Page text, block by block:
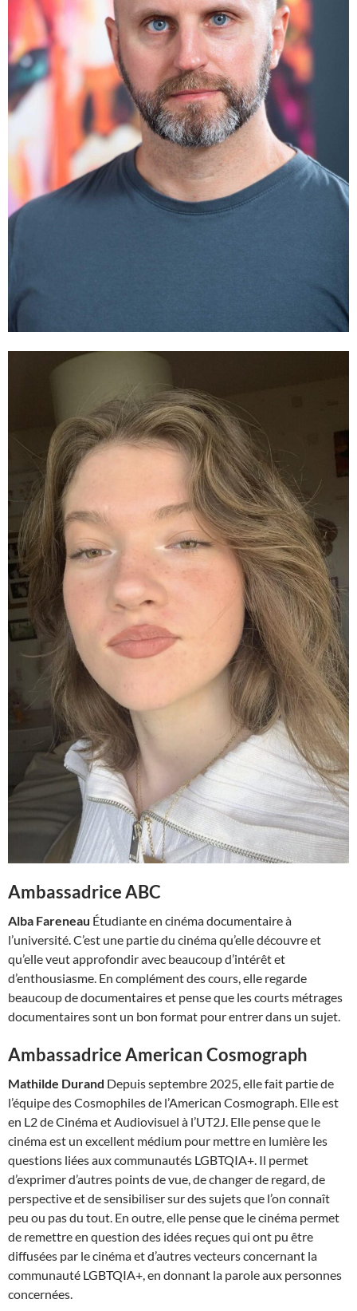
Ambassadrice ABC
Alba Fareneau Étudiante en cinéma documentaire à
l’université. C’est une partie du cinéma qu’elle découvre et
qu’elle veut approfondir avec beaucoup d’intérêt et
d’enthousiasme. En complément des cours, elle regarde
beaucoup de documentaires et pense que les courts métrages
documentaires sont un bon format pour entrer dans un sujet.
Ambassadrice American Cosmograph
Mathilde Durand Depuis septembre 2025, elle fait partie de
l’équipe des Cosmophiles de l’American Cosmograph. Elle est
en L2 de Cinéma et Audiovisuel à l’UT2J. Elle pense que le
cinéma est un excellent médium pour mettre en lumière les
questions liées aux communautés LGBTQIA+. Il permet
d’exprimer d’autres points de vue, de changer de regard, de
perspective et de sensibiliser sur des sujets que l’on connaît
peu ou pas du tout. En outre, elle pense que le cinéma permet
de remettre en question des idées reçues qui ont pu être
diffusées par le cinéma et d’autres vecteurs concernant la
communauté LGBTQIA+, en donnant la parole aux personnes
concernées.